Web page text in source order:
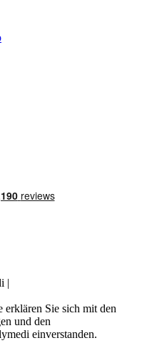
|
erklären Sie sich mit den
und den
einverstanden.